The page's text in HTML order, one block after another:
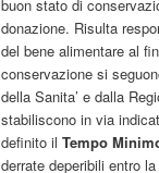
buon stato di
donazione. Risulta
del bene alimentare al
conservazione si
della Sanita’ e dalla
stabiliscono in via
definito il Tempo
derrate deperibili entro